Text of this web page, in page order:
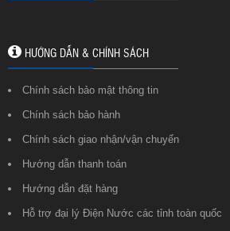
HƯỚNG DẪN & CHÍNH SÁCH
Chính sách bảo mật thông tin
Chính sách bảo hành
Chính sách giao nhận/vận chuyển
Hướng dẫn thanh toán
Hướng dẫn đặt hàng
Hỗ trợ đại lý Điện Nước các tỉnh toàn quốc